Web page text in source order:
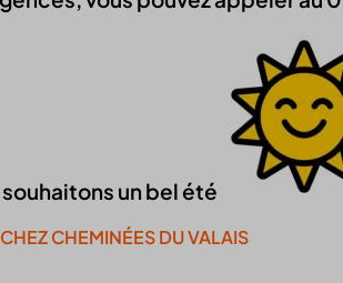
souhaitons un bel été
CHEMINÉES DU VALAIS